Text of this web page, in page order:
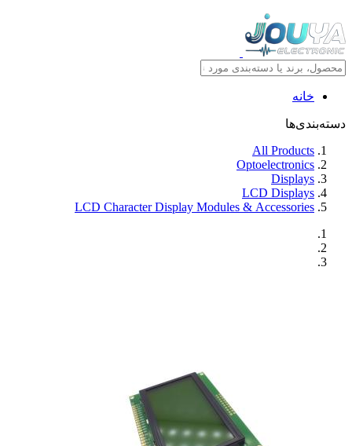
خانه
دسته‌بندی‌ها
All Products
Optoelectronics
Displays
LCD Displays
LCD Character Display Modules & Accessories